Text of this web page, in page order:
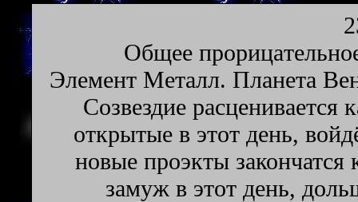
Oбщee
Элeмeнт Meтaлл. Плaнeтa
Созвездие расценивается
открытые в этот день,
новые проэкты
замуж в этот день,